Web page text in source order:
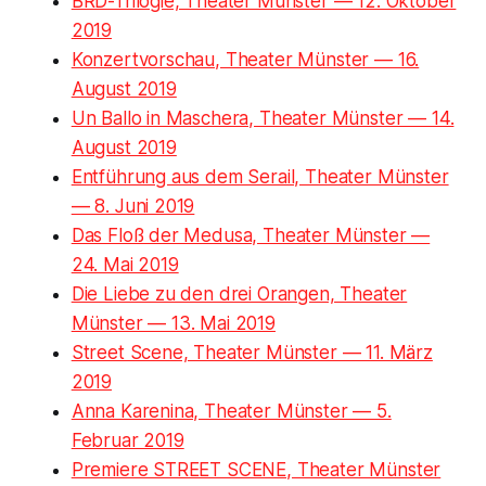
2019
Konzertvorschau, Theater Münster — 16.
August 2019
Un Ballo in Maschera, Theater Münster — 14.
August 2019
Entführung aus dem Serail, Theater Münster
— 8. Juni 2019
Das Floß der Medusa, Theater Münster —
24. Mai 2019
Die Liebe zu den drei Orangen, Theater
Münster — 13. Mai 2019
Street Scene, Theater Münster — 11. März
2019
Anna Karenina, Theater Münster — 5.
Februar 2019
Premiere STREET SCENE, Theater Münster